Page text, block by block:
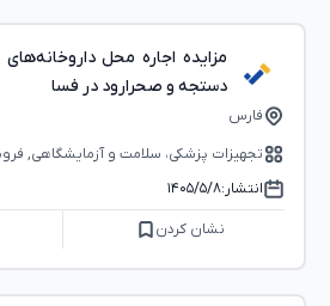
مزایده اجاره محل
دستجه و صحرارود در فسا
فارس
تجهیزات پزشکی، سلامت و آزمایشگاهی,
تجاری (بوفه، استخر و...)
انتشار:۱۴۰۵/۵/۸
نشان کردن